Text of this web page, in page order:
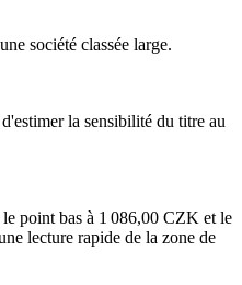
société classée large.
la sensibilité du titre au
le point bas à 1 086,00 CZK et le
lecture rapide de la zone de